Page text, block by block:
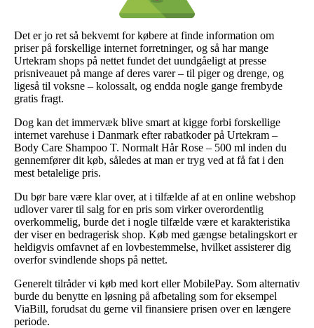
Det er jo ret så bekvemt for købere at finde information om
priser på forskellige internet forretninger, og så har mange
Urtekram shops på nettet fundet det uundgåeligt at presse
prisniveauet på mange af deres varer – til piger og drenge, og
ligeså til voksne – kolossalt, og endda nogle gange frembyde
gratis fragt.
Dog kan det immervæk blive smart at kigge forbi forskellige
internet varehuse i Danmark efter rabatkoder på Urtekram –
Body Care Shampoo T. Normalt Hår Rose – 500 ml inden du
gennemfører dit køb, således at man er tryg ved at få fat i den
mest betalelige pris.
Du bør bare være klar over, at i tilfælde af at en online webshop
udlover varer til salg for en pris som virker overordentlig
overkommelig, burde det i nogle tilfælde være et karakteristika
der viser en bedragerisk shop. Køb med gængse betalingskort er
heldigvis omfavnet af en lovbestemmelse, hvilket assisterer dig
overfor svindlende shops på nettet.
Generelt tilråder vi køb med kort eller MobilePay. Som alternativ
burde du benytte en løsning på afbetaling som for eksempel
ViaBill, forudsat du gerne vil finansiere prisen over en længere
periode.